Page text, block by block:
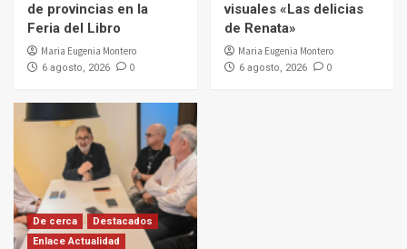
de provincias en la
Feria del Libro
Maria Eugenia Montero
6 agosto, 2026 0
visuales «Las delicias
de Renata»
Maria Eugenia Montero
6 agosto, 2026 0
De cerca
Destacados
Enlace Actualidad